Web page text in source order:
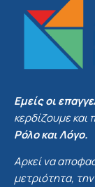
Εμείς οι
κερδίζουμε
Ρόλο και Λόγο.
Αρκεί να
μετριότητα,